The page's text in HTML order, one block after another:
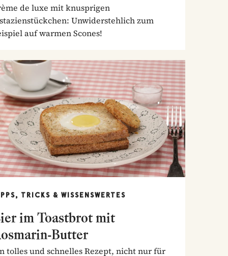
de luxe mit knusprigen
Unwiderstehlich zum
auf warmen Scones!
TRICKS & WISSENSWERTES
im Toastbrot mit
Butter
tolles und schnelles Rezept, nicht nur für